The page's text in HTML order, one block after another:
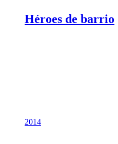
Héroes de barrio
2014